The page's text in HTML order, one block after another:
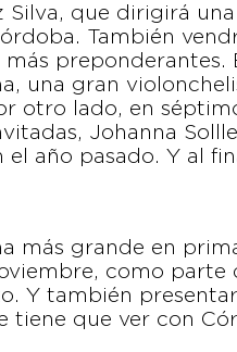
Silva, que dirigirá una
También
preponderantes.
una gran
otro lado, en
Johanna
año pasado. Y al
más grande en
como parte
Y también
tiene que ver con